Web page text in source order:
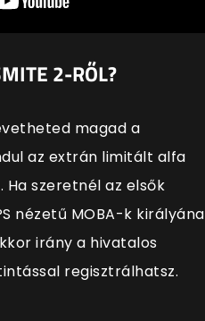
2-RŐL?
magad a
az extrán limitált alfa
Ha szeretnél az elsők
nézetű MOBA-k
irány a hivatalos
regisztrálhatsz.